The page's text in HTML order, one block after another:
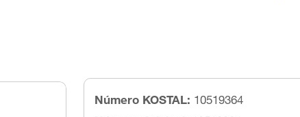
Número KOSTAL: 10519364